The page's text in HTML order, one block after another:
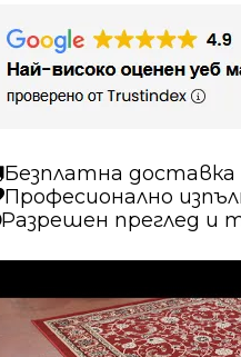
Безплатна доставка
Професионално
Разрешен преглед и